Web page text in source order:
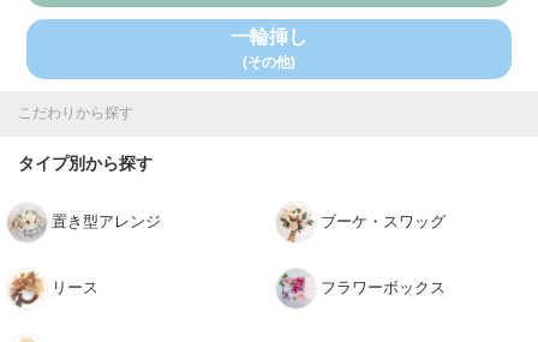
一輪挿し
(その他)
こだわりから探す
タイプ別から探す
置き型アレンジ ブーケ・スワッグ
リース フラワーボックス